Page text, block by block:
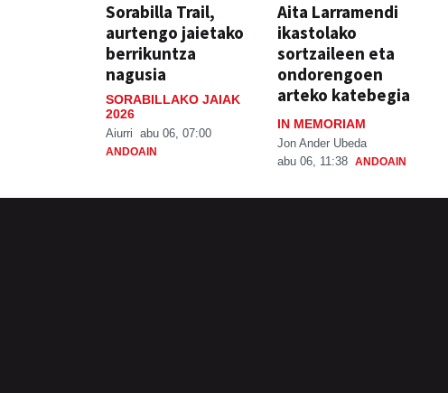
Sorabilla Trail,
aurtengo jaietako
berrikuntza
nagusia
SORABILLAKO JAIAK
2026
Aiurri abu 06, 07:00
ANDOAIN
Aita Larramendi
ikastolako
sortzaileen eta
ondorengoen
arteko katebegia
IN MEMORIAM
Jon Ander Ubeda
abu 06, 11:38 ANDOAIN